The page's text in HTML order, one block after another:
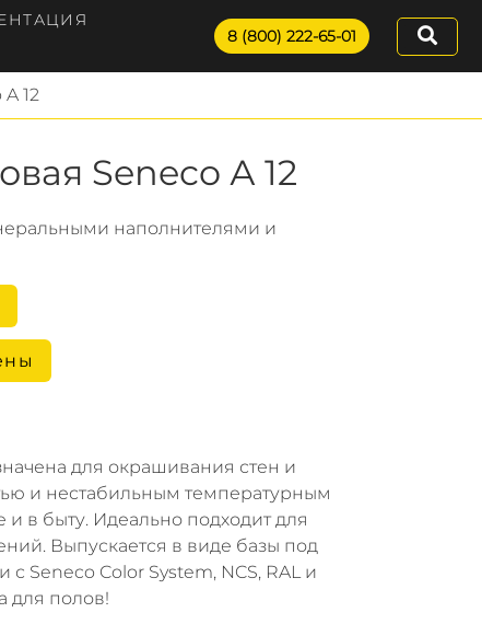
8 (800) 222-65-01
12
Seneco А 12
наполнителями и
для окрашивания стен и
и нестабильным температурным
в быту. Идеально подходит для
Выпускается в виде базы под
Seneco Color System, NCS, RAL и
для полов!